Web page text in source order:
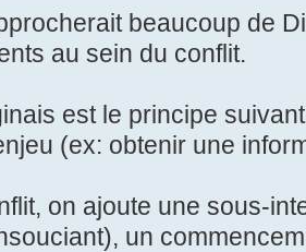
beaucoup de
au sein du conflit.
est le principe
(ex: obtenir une
on ajoute une sous-
un